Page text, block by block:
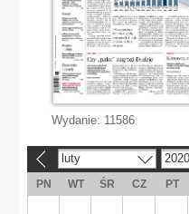
Wydanie: 11586
luty 2020
PN WT ŚR CZ PT